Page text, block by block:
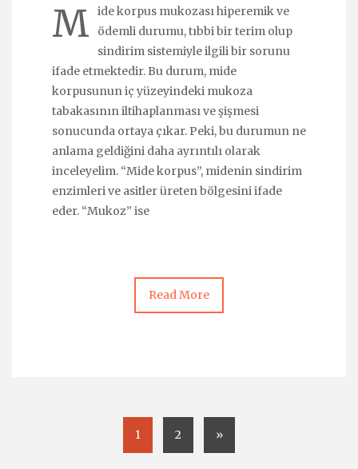
M
ide korpus mukozası hiperemik ve
ödemli durumu, tıbbi bir terim olup
sindirim sistemiyle ilgili bir sorunu
ifade etmektedir. Bu durum, mide
korpusunun iç yüzeyindeki mukoza
tabakasının iltihaplanması ve şişmesi
sonucunda ortaya çıkar. Peki, bu durumun ne
anlama geldiğini daha ayrıntılı olarak
inceleyelim. “Mide korpus”, midenin sindirim
enzimleri ve asitler üreten bölgesini ifade
eder. “Mukoz” ise
Read More
1 2 »